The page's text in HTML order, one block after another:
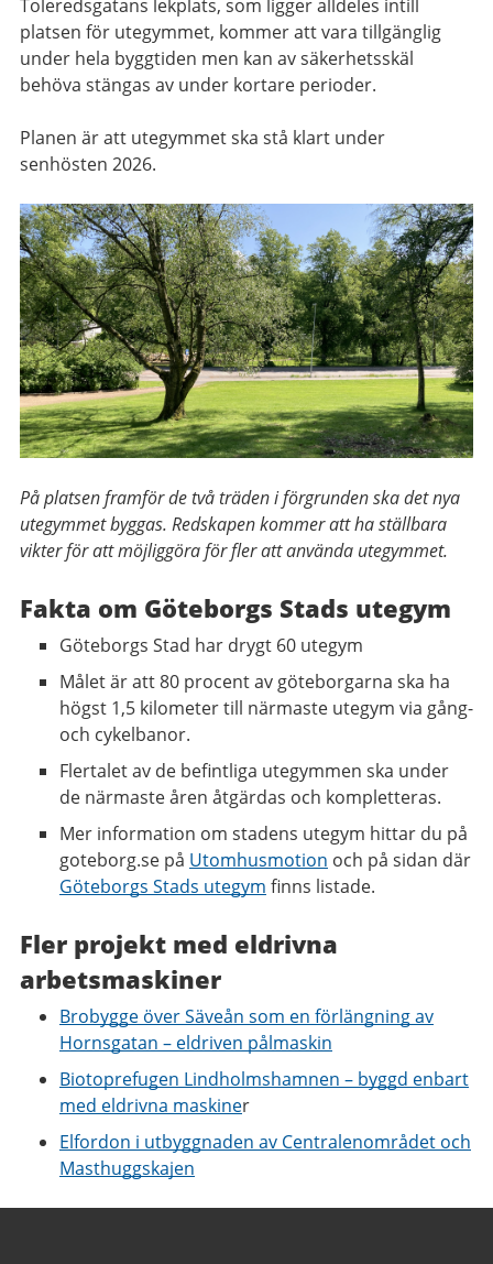
Toleredsgatans lekplats, som ligger alldeles intill
platsen för utegymmet, kommer att vara tillgänglig
under hela byggtiden men kan av säkerhetsskäl
behöva stängas av under kortare perioder.
Planen är att utegymmet ska stå klart under
senhösten 2026.
På platsen framför de två träden i förgrunden ska det nya
utegymmet byggas. Redskapen kommer att ha ställbara
vikter för att möjliggöra för fler att använda utegymmet.
Fakta om Göteborgs Stads utegym
Göteborgs Stad har drygt 60 utegym
Målet är att 80 procent av göteborgarna ska ha
högst 1,5 kilometer till närmaste utegym via gång-
och cykelbanor.
Flertalet av de befintliga utegymmen ska under
de närmaste åren åtgärdas och kompletteras.
Mer information om stadens utegym hittar du på
goteborg.se på Utomhusmotion och på sidan där
Göteborgs Stads utegym finns listade.
Fler projekt med eldrivna
arbetsmaskiner
Brobygge över Säveån som en förlängning av
Hornsgatan – eldriven pålmaskin
Biotoprefugen Lindholmshamnen – byggd enbart
med eldrivna maskiner
Elfordon i utbyggnaden av Centralenområdet och
Masthuggskajen